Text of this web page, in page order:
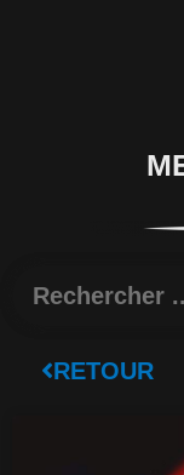
Rechercher
RETOUR